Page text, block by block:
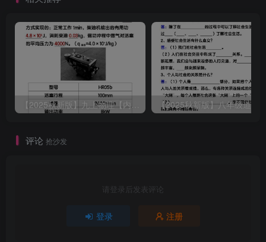
【2025秋新版】九上物理【内能】必刷易错题
评论 抢沙发
请登录后发表评论
登录 注册